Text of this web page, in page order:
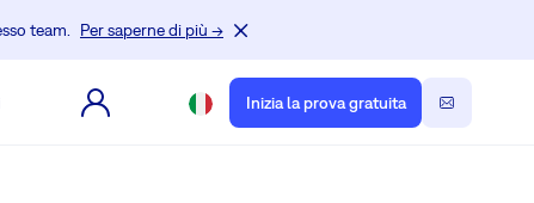
team. Per saperne di più →
Inizia la prova gratuita